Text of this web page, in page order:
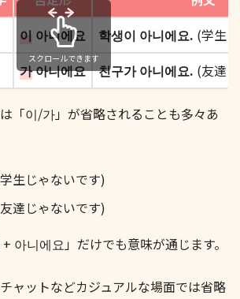
이 아니에요 학생이 아니에요. (学生
가아니에요 친구가 아니에요. (友達
スクロールできます
「이/가」が省略されることも多々あ
生じゃないです)
達じゃないです)
아니에요」だけでも意味が通じます。
ャットなどカジュアルな場面では省略